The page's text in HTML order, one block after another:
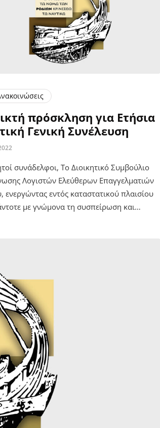
πρόσκληση για Ετήσια
Γενική Συνέλευση
συνάδελφοι, Το Διοικητικό Συμβούλιο
Λογιστών Ελεύθερων Επαγγελματιών
ενεργώντας εντός καταστατικού πλαισίου
με γνώμονα τη συσπείρωση και…